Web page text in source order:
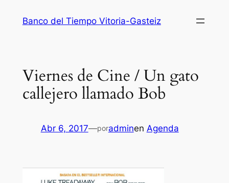
Banco del Tiempo Vitoria-Gasteiz
Viernes de Cine / Un gato
callejero llamado Bob
Abr 6, 2017—poradminen Agenda